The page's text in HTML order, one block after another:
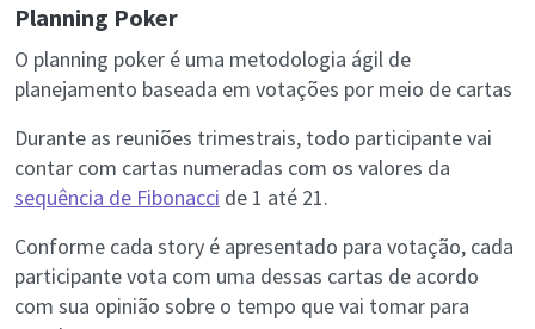
Planning Poker
O planning poker é uma metodologia ágil de
planejamento baseada em votações por meio de cartas
Durante as reuniões trimestrais, todo participante vai
contar com cartas numeradas com os valores da
sequência de Fibonacci de 1 até 21.
Conforme cada story é apresentado para votação, cada
participante vota com uma dessas cartas de acordo
com sua opinião sobre o tempo que vai tomar para